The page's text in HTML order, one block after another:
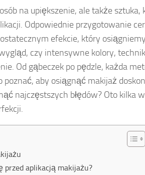
na upiększenie, ale także
Odpowiednie przygotowanie
efekcie, który
czy intensywne kolory,
Od gąbeczek po pędzle, każda
aby osiągnąć makijaż
najczęstszych błędów? Oto kilka
przed aplikacją makijażu?